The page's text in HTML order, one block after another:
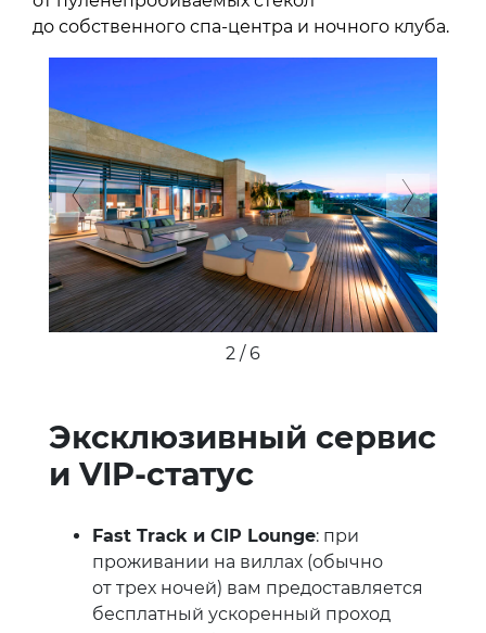
до собственного спа-центра и ночного клуба.
Previous Next
2 / 6
Эксклюзивный сервис
и VIP-статус
Fast Track и CIP Lounge: при
проживании на виллах (обычно
от трех ночей) вам предоставляется
бесплатный ускоренный проход